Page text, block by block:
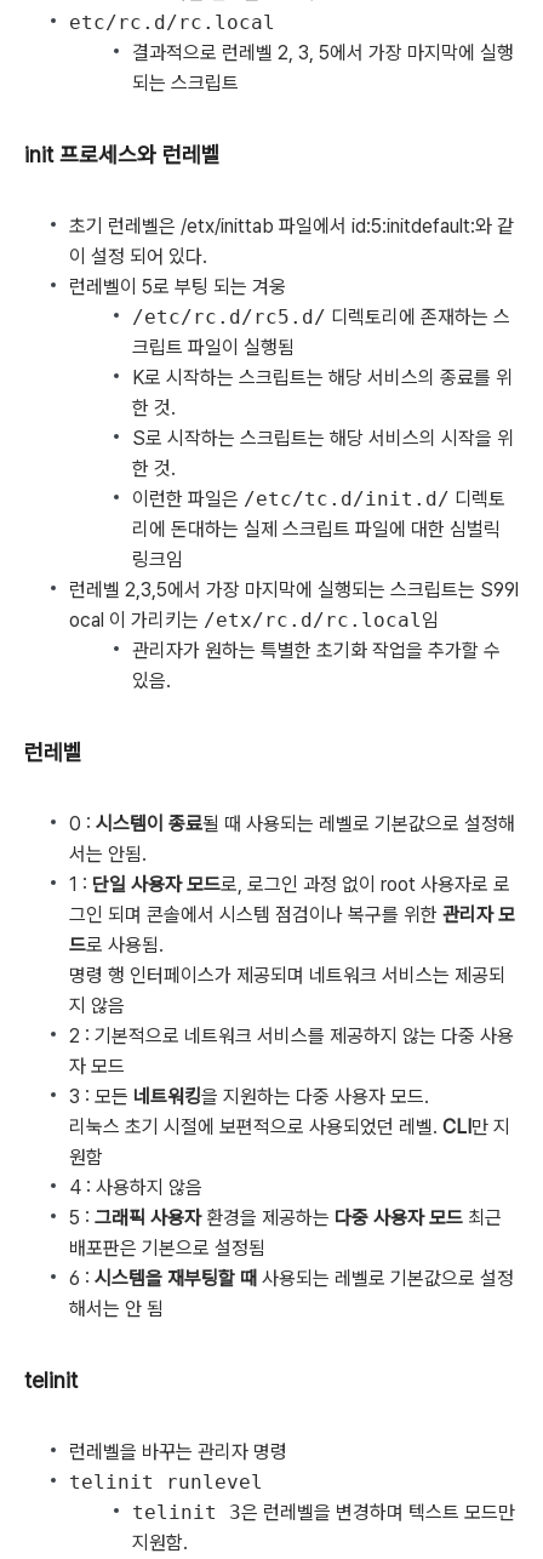
etc/rc.d/rc.local
결과적으로 런레벨 2, 3, 5에서 가장 마지막에 실행
되는 스크립트
init 프로세스와 런레벨
초기 런레벨은 /etx/inittab 파일에서 id:5:initdefault:와 같
이 설정 되어 있다.
런레벨이 5로 부팅 되는 겨웅
/etc/rc.d/rc5.d/ 디렉토리에 존재하는 스
크립트 파일이 실행됨
K로 시작하는 스크립트는 해당 서비스의 종료를 위
한 것.
S로 시작하는 스크립트는 해당 서비스의 시작을 위
한 것.
이런한 파일은 /etc/tc.d/init.d/ 디렉토
리에 돈대하는 실제 스크립트 파일에 대한 심벌릭
링크임
런레벨 2,3,5에서 가장 마지막에 실행되는 스크립트는 S99l
ocal 이 가리키는 /etx/rc.d/rc.local임
관리자가 원하는 특별한 초기화 작업을 추가할 수
있음.
런레벨
0 : 시스템이 종료될 때 사용되는 레벨로 기본값으로 설정해
서는 안됨.
1 : 단일 사용자 모드로, 로그인 과정 없이 root 사용자로 로
그인 되며 콘솔에서 시스템 점검이나 복구를 위한 관리자 모
드로 사용됨.
명령 행 인터페이스가 제공되며 네트워크 서비스는 제공되
지 않음
2 : 기본적으로 네트워크 서비스를 제공하지 않는 다중 사용
자 모드
3 : 모든 네트워킹을 지원하는 다중 사용자 모드.
리눅스 초기 시절에 보편적으로 사용되었던 레벨. CLI만 지
원함
4 : 사용하지 않음
5 : 그래픽 사용자환경을 제공하는 다중 사용자 모드 최근
배포판은 기본으로 설정됨
6 : 시스템을 재부팅할 때 사용되는 레벨로 기본값으로 설정
해서는 안 됨
telinit
런레벨을 바꾸는 관리자 명령
telinit runlevel
telinit 3은 런레벨을 변경하며 텍스트 모드만
지원함.